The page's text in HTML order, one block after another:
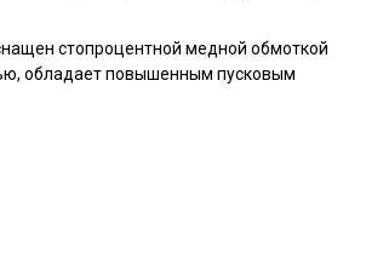
стопроцентной медной обмоткой
обладает повышенным пусковым